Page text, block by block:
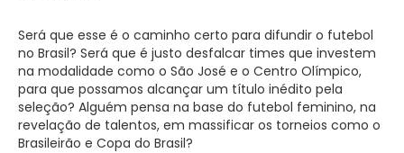
Será que esse é o caminho certo para difundir o futebol
no Brasil? Será que é justo desfalcar times que investem
na modalidade como o São José e o Centro Olímpico,
para que possamos alcançar um título inédito pela
seleção? Alguém pensa na base do futebol feminino, na
revelação de talentos, em massificar os torneios como o
Brasileirão e Copa do Brasil?